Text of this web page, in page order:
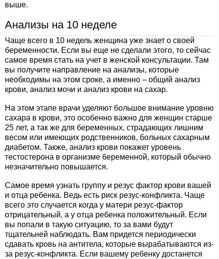
выше.
Анализы на 10 неделе
Чаще всего в 10 недель женщина уже знает о своей
беременности. Если вы еще не сделали этого, то сейчас
самое время стать на учет в женской консультации. Там
вы получите направление на анализы, которые
необходимы на этом сроке, а именно – общий анализ
крови, анализ мочи и анализ крови на сахар.
На этом этапе врачи уделяют большое внимание уровню
сахара в крови, это особенно важно для женщин старше
25 лет, а так же для беременных, страдающих лишним
весом или имеющих родственников, больных сахарным
диабетом. Также, анализ крови покажет уровень
тестостерона в организме беременной, который обычно
незначительно повышается.
Самое время узнать группу и резус фактор крови вашей
и отца ребенка. Ведь есть риск резус-конфликта. Чаще
всего это случается когда у матери резус-фактор
отрицательный, а у отца ребенка положительный. Если
вы попали в такую ситуацию, то за вами будут
тщательней наблюдать. Вам придется периодически
сдавать кровь на антитела, которые вырабатываются из-
за резус-конфликта. Если вашему ребенку достанется